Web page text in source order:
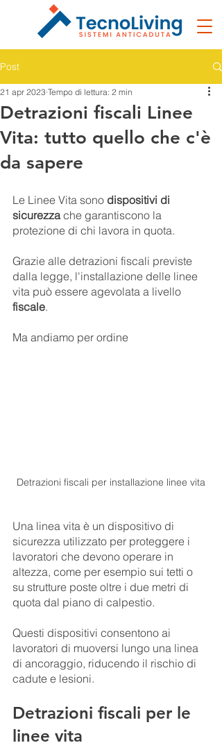
Post
Detrazioni fiscali Linee
Vita: tutto quello che c'è
da sapere
21 apr 2023 Tempo di lettura: 2 min
Le Linee Vita sono dispositivi di
sicurezza che garantiscono la
protezione di chi lavora in quota.
Grazie alle detrazioni fiscali previste
dalla legge, l'installazione delle linee
vita può essere agevolata a livello
fiscale.
Ma andiamo per ordine
Detrazioni fiscali per installazione linee vita
Una linea vita è un dispositivo di
sicurezza utilizzato per proteggere i
lavoratori che devono operare in
altezza, come per esempio sui tetti o
su strutture poste oltre i due metri di
quota dal piano di calpestio.
Questi dispositivi consentono ai
lavoratori di muoversi lungo una linea
di ancoraggio, riducendo il rischio di
cadute e lesioni.
Detrazioni fiscali per le
linee vita